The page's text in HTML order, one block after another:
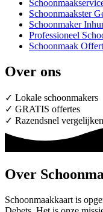
Schoonmaakster
Schoonmaker
Professioneel
Schoonmaak
Over ons
✓ Lokale schoonmakers
✓ GRATIS offertes
✓ Razendsnel vergelijken
Over
Schoonmaakkaart is